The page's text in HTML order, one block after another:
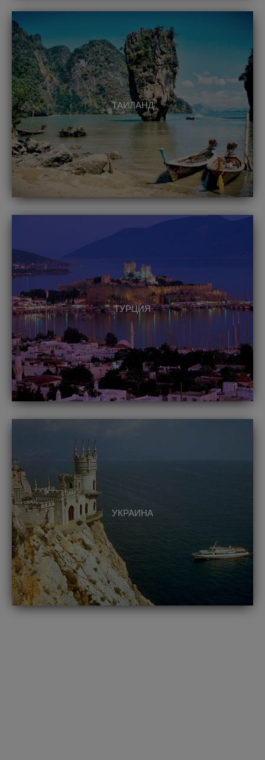
ТАИЛАНД
ТУРЦИЯ
УКРАИНА